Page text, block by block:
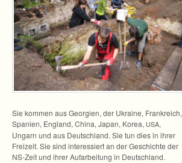
Sie kom­men aus Geor­gien, der Ukraine, Frank­reich,
Spa­nien, Eng­land, China, Japan, Korea, USA,
Ungarn und aus Deutsch­land. Sie tun dies in ihrer
Frei­zeit. Sie sind inter­es­siert an der Geschichte der
NS-Zeit und ihrer Auf­ar­bei­tung in Deutschland.